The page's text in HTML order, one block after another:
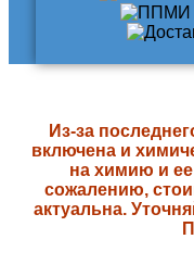
Из-за
включена и
на химию и
сожалению,
актуальна.